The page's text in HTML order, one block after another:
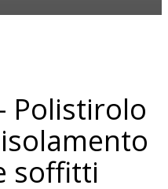
Polistirolo
isolamento
soffitti